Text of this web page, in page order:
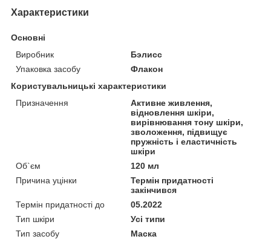
Характеристики
Основні
Виробник
Бэлисс
Упаковка засобу
Флакон
Користувальницькі характеристики
Призначення
Активне живлення,
відновлення шкіри,
вирівнювання тону шкіри,
зволоження, підвищує
пружність і еластичність
шкіри
Об`єм
120 мл
Причина уцінки
Термін придатності
закінчився
Термін придатності до
05.2022
Тип шкіри
Усі типи
Тип засобу
Маска